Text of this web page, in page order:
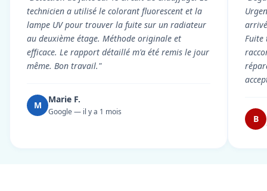
technicien a utilisé le colorant fluorescent et la
lampe UV pour trouver la fuite sur un radiateur
au deuxième étage. Méthode originale et
efficace. Le rapport détaillé m'a été remis le jour
même. Bon travail."
M
Marie F.
Google — il y a 1 mois
Fuite
B